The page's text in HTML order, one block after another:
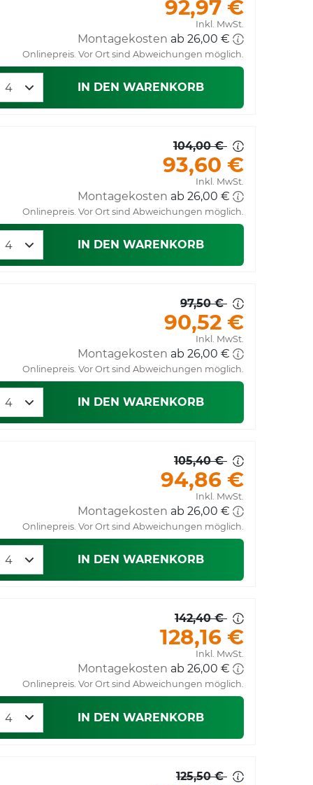
92,97 €
Inkl. MwSt.
Montagekosten
Onlinepreis. Vor Ort sind Abweichungen möglich.
IN DEN WARENKORB
104,00 €
93,60 €
Inkl. MwSt.
Montagekosten
Onlinepreis. Vor Ort sind Abweichungen möglich.
IN DEN WARENKORB
97,50 €
90,52 €
Inkl. MwSt.
Montagekosten
Onlinepreis. Vor Ort sind Abweichungen möglich.
IN DEN WARENKORB
105,40 €
94,86 €
Inkl. MwSt.
Montagekosten
Onlinepreis. Vor Ort sind Abweichungen möglich.
IN DEN WARENKORB
142,40 €
128,16 €
Inkl. MwSt.
Montagekosten
Onlinepreis. Vor Ort sind Abweichungen möglich.
IN DEN WARENKORB
125,50 €